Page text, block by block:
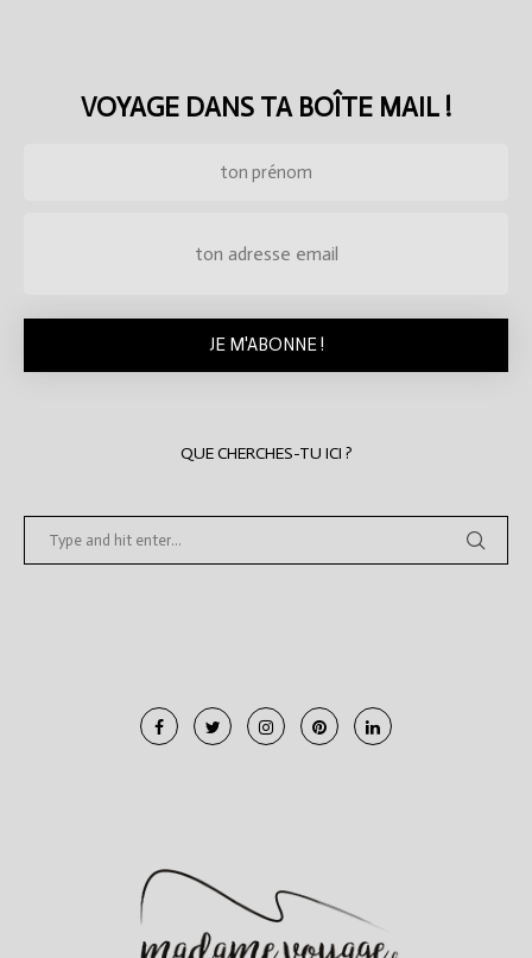
VOYAGE DANS TA BOÎTE MAIL !
QUE CHERCHES-TU ICI ?